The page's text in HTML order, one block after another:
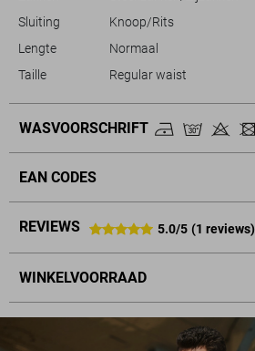
Sluiting
Knoop/Rits
Lengte
Normaal
Taille
Regular waist
WASVOORSCHRIFT
EAN CODES
REVIEWS 5.0/5 (1 reviews)
WINKELVOORRAAD